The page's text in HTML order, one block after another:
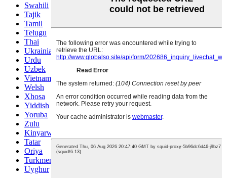
Swahili
Tajik
Tamil
Telugu
Thai
Ukrainian
Urdu
Uzbek
Vietnamese
Welsh
Xhosa
Yiddish
Yoruba
Zulu
Kinyarwanda
Tatar
Oriya
Turkmen
Uyghur